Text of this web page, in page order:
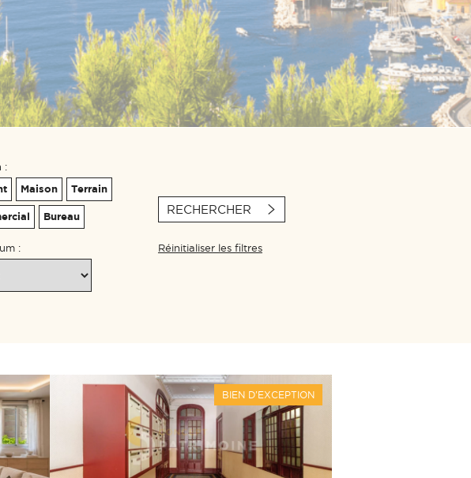
:
Maison Terrain
Bureau
:
RECHERCHER
Réinitialiser les filtres
BIEN D'EXCEPTION